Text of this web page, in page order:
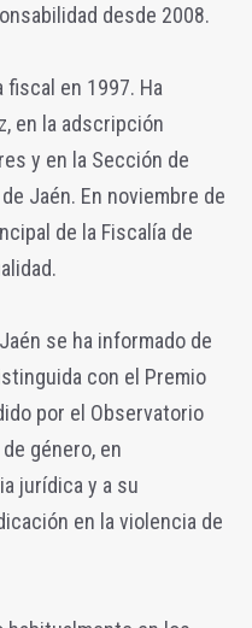
desde 2008.
fiscal en 1997. Ha
en la adscripción
y en la Sección de
Jaén. En noviembre de
de la Fiscalía de
se ha informado de
con el Premio
por el Observatorio
género, en
jurídica y a su
en la violencia de